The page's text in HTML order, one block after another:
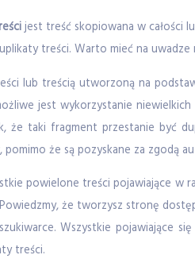
jest treść skopiowana w całości
treści. Warto mieć na uwadze
lub treścią utworzoną na
jest wykorzystanie
że taki fragment przestanie być
że są pozyskane za zgodą
powielone treści pojawiające w
że tworzysz stronę
Wszystkie pojawiające
treści.